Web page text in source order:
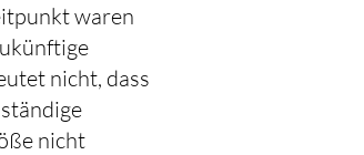
waren
nicht, dass
nicht